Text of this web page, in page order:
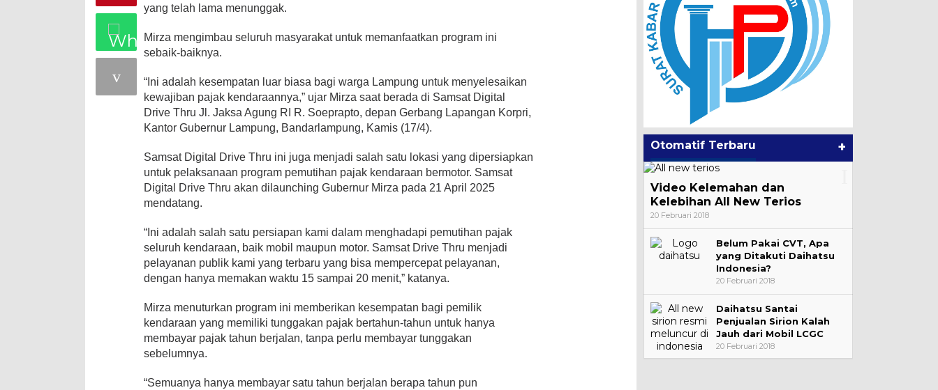
yang telah lama menunggak.
Mirza mengimbau seluruh masyarakat untuk memanfaatkan program ini
sebaik-baiknya.
“Ini adalah kesempatan luar biasa bagi warga Lampung untuk menyelesaikan
kewajiban pajak kendaraannya,” ujar Mirza saat berada di Samsat Digital
Drive Thru Jl. Jaksa Agung RI R. Soeprapto, depan Gerbang Lapangan Korpri,
Kantor Gubernur Lampung, Bandarlampung, Kamis (17/4).
Samsat Digital Drive Thru ini juga menjadi salah satu lokasi yang dipersiapkan
untuk pelaksanaan program pemutihan pajak kendaraan bermotor. Samsat
Digital Drive Thru akan dilaunching Gubernur Mirza pada 21 April 2025
mendatang.
“Ini adalah salah satu persiapan kami dalam menghadapi pemutihan pajak
seluruh kendaraan, baik mobil maupun motor. Samsat Drive Thru menjadi
pelayanan publik kami yang terbaru yang bisa mempercepat pelayanan,
dengan hanya memakan waktu 15 sampai 20 menit,” katanya.
Mirza menuturkan program ini memberikan kesempatan bagi pemilik
kendaraan yang memiliki tunggakan pajak bertahun-tahun untuk hanya
membayar pajak tahun berjalan, tanpa perlu membayar tunggakan
sebelumnya.
“Semuanya hanya membayar satu tahun berjalan berapa tahun pun
Otomatif Terbaru +
Video Kelemahan dan
Kelebihan All New Terios
20 Februari 2018
Belum Pakai CVT, Apa
yang Ditakuti Daihatsu
Indonesia?
20 Februari 2018
Daihatsu Santai
Penjualan Sirion Kalah
Jauh dari Mobil LCGC
20 Februari 2018